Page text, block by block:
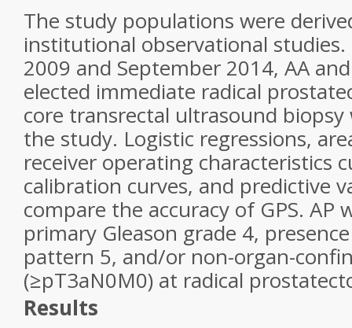
The study populations were
institutional observational
2009 and September 2014, AA
elected immediate radical
core transrectal ultrasound biopsy
the study. Logistic regressions,
receiver operating characteristics
calibration curves, and predictive
compare the accuracy of GPS. AP
primary Gleason grade 4,
pattern 5, and/or non-organ-
(≥pT3aN0M0) at radical
Results